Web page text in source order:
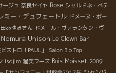
ージュ 奈良セイヤ Rose シャルドネ・ペテ
ミー・デュフェートル ドメーヌ・ポー
田あゆみさん ドメール・ヴァランタン・ヴ
Nomura Unison Le Clown Bar
ストロ「PAUL」 Salon Bio Top
Isojiro 渥美フーズ Bois Moisset 2009